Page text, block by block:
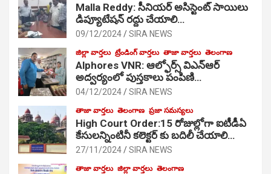
Malla Reddy: సీనియర్ అసిస్టెంట్ సాయిలు
డిప్యూటేషన్ రద్దు చేయాలి…
09/12/2024 SIRA NEWS
జిల్లా వార్తలు ట్రేండింగ్ వార్తలు తాజా వార్తలు తెలంగాణ
Alphores VNR: ఆల్ఫోర్స్ విఎన్ఆర్
అద్వర్యంలో పుస్తకాలు పంపిణి…
04/12/2024 SIRA NEWS
తాజా వార్తలు తెలంగాణ ప్రజా సమస్యలు
High Court Order:15 రోజుల్లోగా ఐటీడీఏ
కేసులన్నింటినీ కలెక్టర్ కు బదిలీ చేయాలి…
27/11/2024 SIRA NEWS
తాజా వార్తలు జిల్లా వార్తలు తెలంగాణ